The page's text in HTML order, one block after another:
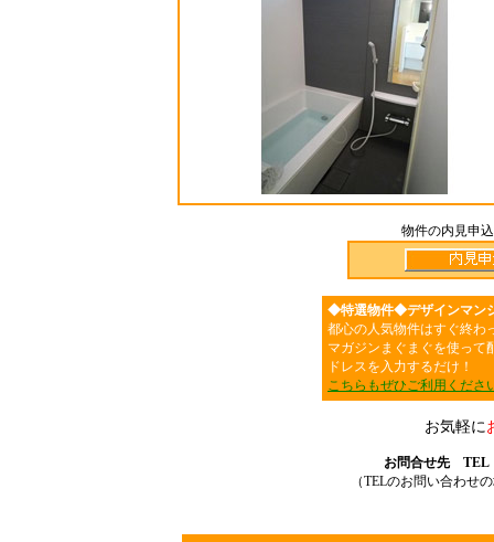
物件の内見申
◆特選物件◆デザインマン
都心の人気物件はすぐ終わ
マガジンまぐまぐを使って
ドレスを入力するだけ！
こちらもぜひご利用くださ
お気軽に
お問合せ先 TEL
（TELのお問い合わせ